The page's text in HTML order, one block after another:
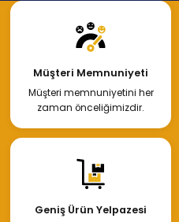
Müşteri Memnuniyeti
Müşteri memnuniyetini her
zaman önceliğimizdir.
Geniş Ürün Yelpazesi